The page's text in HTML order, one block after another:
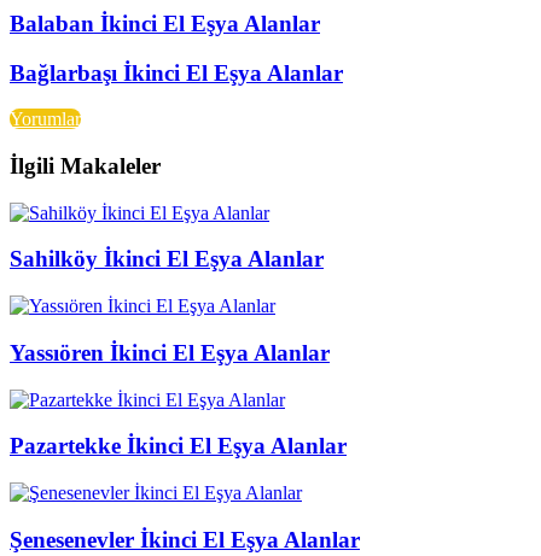
Balaban İkinci El Eşya Alanlar
Bağlarbaşı İkinci El Eşya Alanlar
Yorumlar
İlgili Makaleler
Sahilköy İkinci El Eşya Alanlar
Yassıören İkinci El Eşya Alanlar
Pazartekke İkinci El Eşya Alanlar
Şenesenevler İkinci El Eşya Alanlar